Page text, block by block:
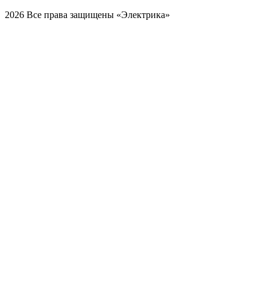
2026 Все права защищены «Электрика»